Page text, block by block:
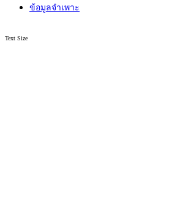
ข้อมูลจำเพาะ
Text Size